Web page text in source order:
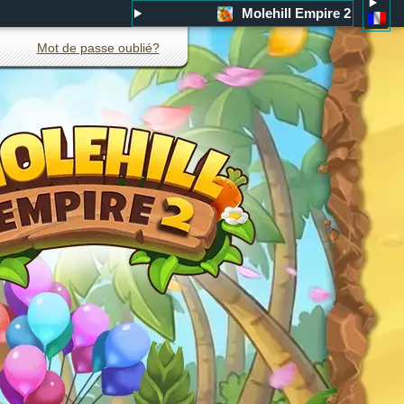
Molehill Empire 2
Mot de passe oublié?